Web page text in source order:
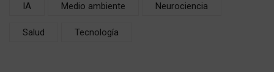
IA Medio ambiente Neurociencia
Salud Tecnología